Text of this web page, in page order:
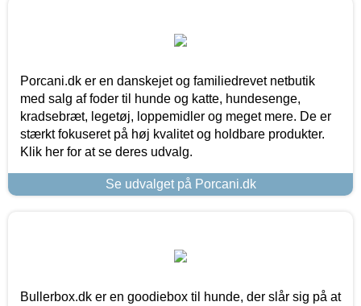
Porcani.dk er en danskejet og familiedrevet netbutik
med salg af foder til hunde og katte, hundesenge,
kradsebræt, legetøj, loppemidler og meget mere. De er
stærkt fokuseret på høj kvalitet og holdbare produkter.
Klik her for at se deres udvalg.
Se udvalget på Porcani.dk
Bullerbox.dk er en goodiebox til hunde, der slår sig på at